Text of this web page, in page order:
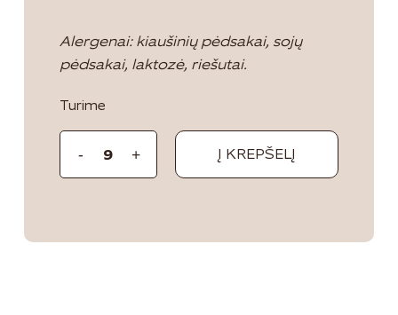
Alergenai: kiaušinių pėdsakai, sojų
pėdsakai, laktozė, riešutai.
Turime
Į KREPŠELĮ